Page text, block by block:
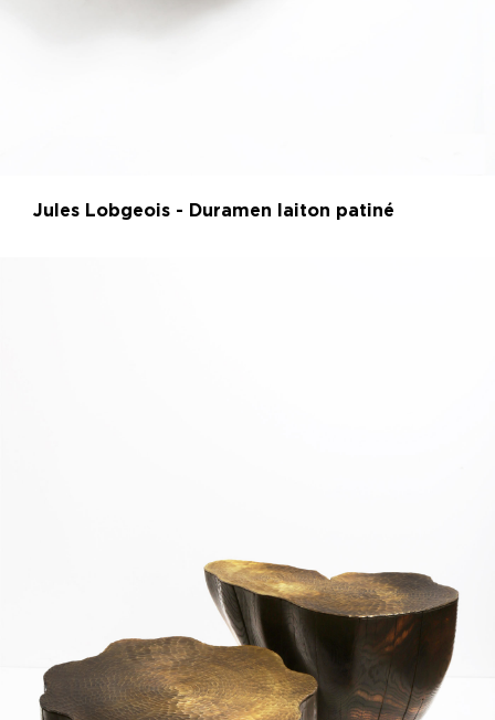
Jules Lobgeois - Duramen laiton patiné